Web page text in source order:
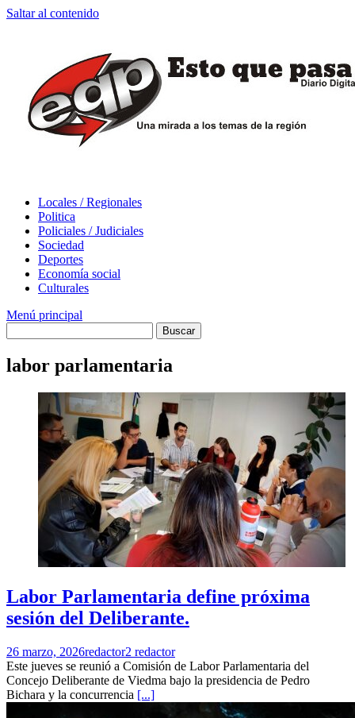
Saltar al contenido
Locales / Regionales
Politica
Policiales / Judiciales
Sociedad
Deportes
Economía social
Culturales
Menú principal
labor parlamentaria
Labor Parlamentaria define próxima
sesión del Deliberante.
26 marzo, 2026redactor2 redactor
Este jueves se reunió a Comisión de Labor Parlamentaria del
Concejo Deliberante de Viedma bajo la presidencia de Pedro
Bichara y la concurrencia [...]